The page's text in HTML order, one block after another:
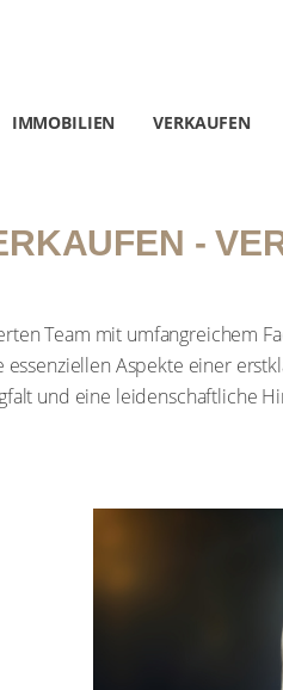
IMMOBILIEN VERKAUFEN
-
umfangreichem Fachwissen
und
Hingabe für die Welt der